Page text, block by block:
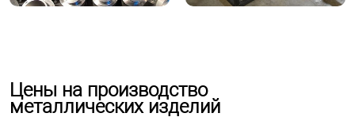
Цены на производство
металлических изделий